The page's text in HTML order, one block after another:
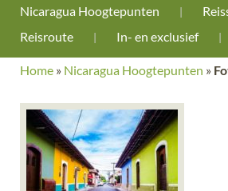
Nicaragua Hoogtepunten
Reisroute
In- en exclusief
Home » Nicaragua Hoogtepunten »